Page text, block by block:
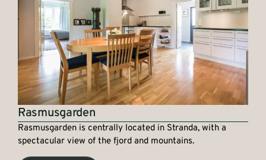
Rasmusgarden
Rasmusgarden is centrally located in Stranda, with a
spectacular view of the fjord and mountains.